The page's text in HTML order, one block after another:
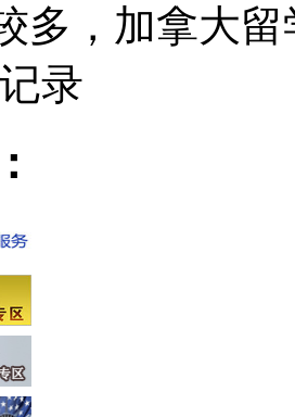
多，加拿大
录